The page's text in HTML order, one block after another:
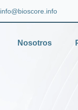
info@bioscore.info
Nosotros